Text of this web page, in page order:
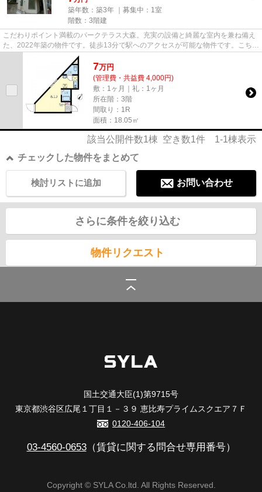
築年数：築3年 ｜募集中： 1室
階数：3階建
こだわりポイント満載のパークテラス大森。充実の設備と綺麗な室内を兼ね備え
た、2022年築の物件です。徒歩13分で駅へのアクセスが可能な物件です。こちら
の物件では初期費用をカード...
7万円
(管理費・共益費 4,000円)
敷：1ヶ月｜礼：1ヶ月
所在階：3階
間取り：1R
面積：18.05㎡
該当公開件数1棟 空き数1件 1-1棟表示
チェックした物件をまとめて
お問い合わせ
検討リストに追加
さらに条件を絞り込む
物件リクエスト
> 南馬込の賃貸
国土交通大臣(1)第9715号
東京都渋谷区広尾１丁目１－３９ 恵比寿プライムスクエア７Ｆ
0120-406-104
03-4560-0653（賃貸に関する問合せ専用番号）
Copyright © SYLA Co.ltd. All Rights Reserved.